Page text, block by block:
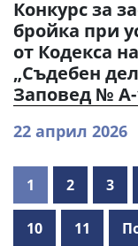
Конкурс за
бройка при
от Кодекса
„Съдебен
Заповед № А-
22 април 2026
1 2 3
10 11